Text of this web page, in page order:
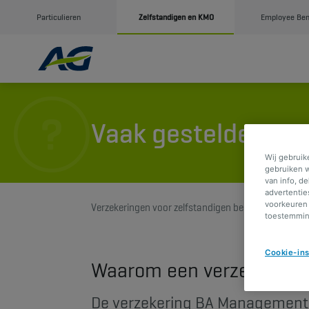
Particulieren Zelfstandigen en KMO Employee
Vaak gestelde
Verzekeringen voor zelfstandigen bedrijfsleiders
Waarom een
De verzekering BA
Wij
gebruiken
van info,
Cookie-